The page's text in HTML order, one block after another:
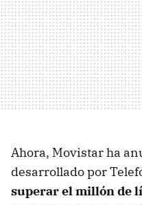
Ahora, Movistar ha
desarrollado por
superar el millón de